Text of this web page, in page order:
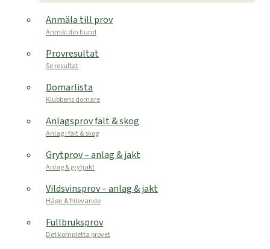
Anmäla till prov
Anmäl din hund
Provresultat
Se resultat
Domarlista
Klubbens domare
Anlagsprov fält & skog
Anlag i fält & skog
Grytprov – anlag & jakt
Anlag & grytjakt
Vildsvinsprov – anlag & jakt
Hägn & frilevande
Fullbruksprov
Det kompletta provet